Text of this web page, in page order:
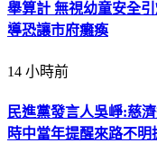
舉算計 無視幼童安全
導恐讓市府癱瘓
14 小時前
民進黨發言人吳崢:慈
時中當年提醒來路不